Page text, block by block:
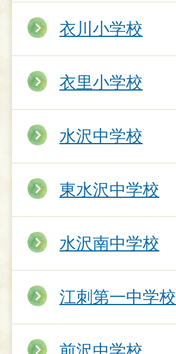
衣川小学校
衣里小学校
水沢中学校
東水沢中学校
水沢南中学校
江刺第一中学校